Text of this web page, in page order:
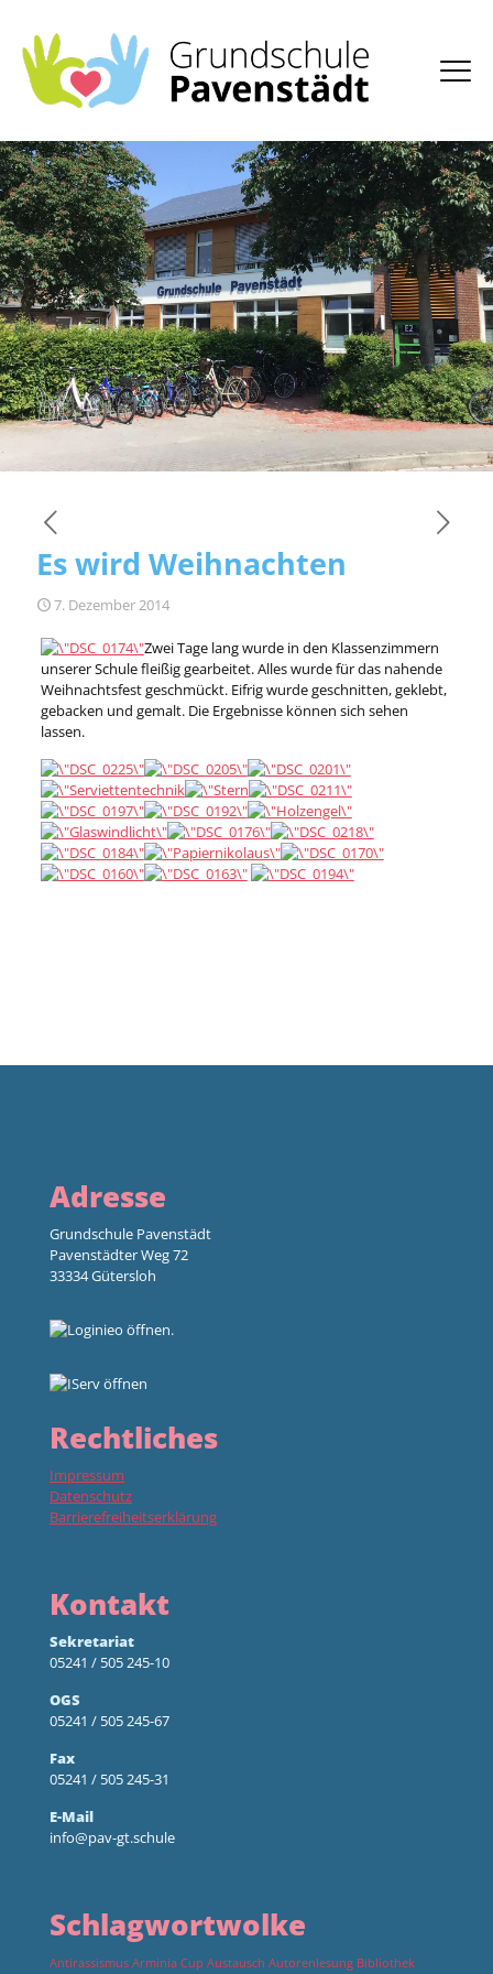
Es wird Weihnachten
7. Dezember 2014
Zwei Tage lang wurde in den Klassenzimmern
unserer Schule fleißig gearbeitet. Alles wurde für das nahende
Weihnachtsfest geschmückt. Eifrig wurde geschnitten, geklebt,
gebacken und gemalt. Die Ergebnisse können sich sehen
lassen.
Adresse
Grundschule Pavenstädt
Pavenstädter Weg 72
33334 Gütersloh
Rechtliches
Impressum
Datenschutz
Barrierefreiheitserklärung
Kontakt
Sekretariat
05241 / 505 245-10
OGS
05241 / 505 245-67
Fax
05241 / 505 245-31
E-Mail
info@pav-gt.schule
Schlagwortwolke
Antirassismus Arminia Cup Austausch Autorenlesung Bibliothek